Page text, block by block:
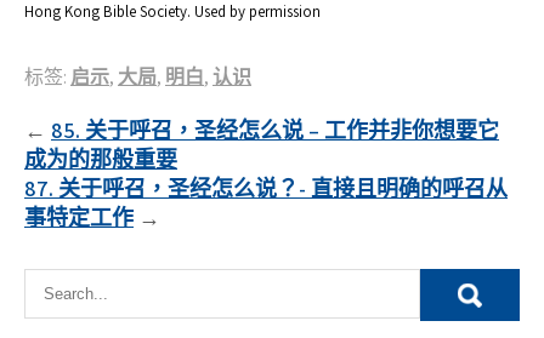
Hong Kong Bible Society. Used by permission
标签: 启示, 大局, 明白,认识
文
章
導
覽
85. 关于呼召，圣经怎么说 – 工作并非你想要它
成为的那般重要
87. 关于呼召，圣经怎么说？- 直接且明确的呼召从
事特定工作